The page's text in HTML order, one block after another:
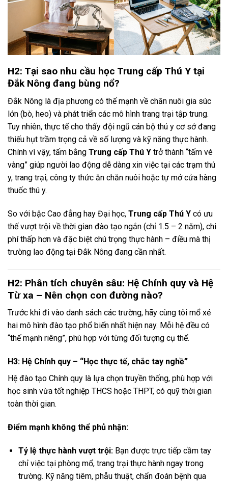
H2: Tại sao nhu cầu học Trung cấp Thú Y tại
Đắk Nông đang bùng nổ?
Đắk Nông là địa phương có thế mạnh về chăn nuôi gia súc
lớn (bò, heo) và phát triển các mô hình trang trại tập trung.
Tuy nhiên, thực tế cho thấy đội ngũ cán bộ thú y cơ sở đang
thiếu hụt trầm trọng cả về số lượng và kỹ năng thực hành.
Chính vì vậy, tấm bằng Trung cấp Thú Y trở thành “tấm vé
vàng” giúp người lao động dễ dàng xin việc tại các trạm thú
y, trang trại, công ty thức ăn chăn nuôi hoặc tự mở cửa hàng
thuốc thú y.
So với bậc Cao đẳng hay Đại học, Trung cấp Thú Y có ưu
thế vượt trội về thời gian đào tạo ngắn (chỉ 1.5 – 2 năm), chi
phí thấp hơn và đặc biệt chú trọng thực hành – điều mà thị
trường lao động tại Đắk Nông đang cần nhất.
H2: Phân tích chuyên sâu: Hệ Chính quy và Hệ
Từ xa – Nên chọn con đường nào?
Trước khi đi vào danh sách các trường, hãy cùng tôi mổ xẻ
hai mô hình đào tạo phổ biến nhất hiện nay. Mỗi hệ đều có
“thế mạnh riêng”, phù hợp với từng đối tượng cụ thể.
H3: Hệ Chính quy – “Học thực tế, chắc tay nghề”
Hệ đào tạo Chính quy là lựa chọn truyền thống, phù hợp với
học sinh vừa tốt nghiệp THCS hoặc THPT, có quỹ thời gian
toàn thời gian.
Điểm mạnh không thể phủ nhận:
Tỷ lệ thực hành vượt trội:Bạn được trực tiếp cầm tay
chỉ việc tại phòng mổ, trang trại thực hành ngay trong
trường. Kỹ năng tiêm, phẫu thuật, chẩn đoán bệnh qua